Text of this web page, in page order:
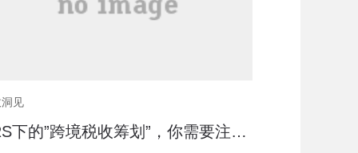
见
CRS下的”跨境税收筹划”，你需要注意的几个坑